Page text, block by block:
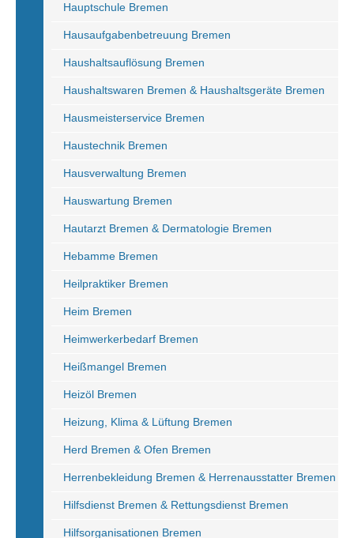
Hauptschule Bremen
Hausaufgabenbetreuung Bremen
Haushaltsauflösung Bremen
Haushaltswaren Bremen & Haushaltsgeräte Bremen
Hausmeisterservice Bremen
Haustechnik Bremen
Hausverwaltung Bremen
Hauswartung Bremen
Hautarzt Bremen & Dermatologie Bremen
Hebamme Bremen
Heilpraktiker Bremen
Heim Bremen
Heimwerkerbedarf Bremen
Heißmangel Bremen
Heizöl Bremen
Heizung, Klima & Lüftung Bremen
Herd Bremen & Ofen Bremen
Herrenbekleidung Bremen & Herrenausstatter Bremen
Hilfsdienst Bremen & Rettungsdienst Bremen
Hilfsorganisationen Bremen